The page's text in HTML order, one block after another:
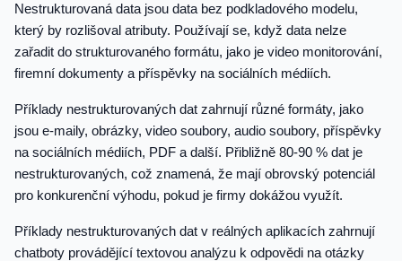
Nestrukturovaná data jsou data bez podkladového modelu,
který by rozlišoval atributy. Používají se, když data nelze
zařadit do strukturovaného formátu, jako je video monitorování,
firemní dokumenty a příspěvky na sociálních médiích.
Příklady nestrukturovaných dat zahrnují různé formáty, jako
jsou e-maily, obrázky, video soubory, audio soubory, příspěvky
na sociálních médiích, PDF a další. Přibližně 80-90 % dat je
nestrukturovaných, což znamená, že mají obrovský potenciál
pro konkurenční výhodu, pokud je firmy dokážou využít.
Příklady nestrukturovaných dat v reálných aplikacích zahrnují
chatboty provádějící textovou analýzu k odpovědi na otázky